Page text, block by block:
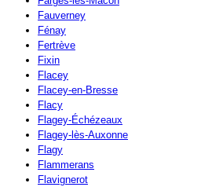
Fauverney
Fénay
Fertrève
Fixin
Flacey
Flacey-en-Bresse
Flacy
Flagey-Échézeaux
Flagey-lès-Auxonne
Flagy
Flammerans
Flavignerot